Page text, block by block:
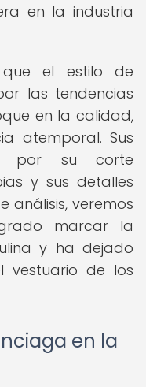
en la industria
el estilo de
las tendencias
en la calidad,
atemporal. Sus
por su corte
y sus detalles
análisis, veremos
marcar la
y ha dejado
vestuario de los
en la